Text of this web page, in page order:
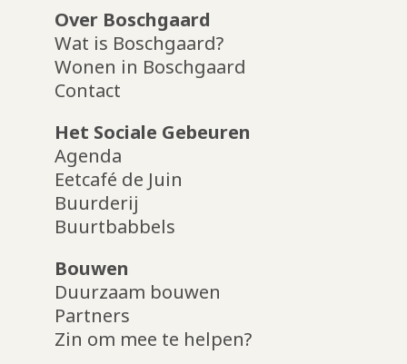
Over Boschgaard
Wat is Boschgaard?
Wonen in Boschgaard
Contact
Het Sociale Gebeuren
Agenda
Eetcafé de Juin
Buurderij
Buurtbabbels
Bouwen
Duurzaam bouwen
Partners
Zin om mee te helpen?